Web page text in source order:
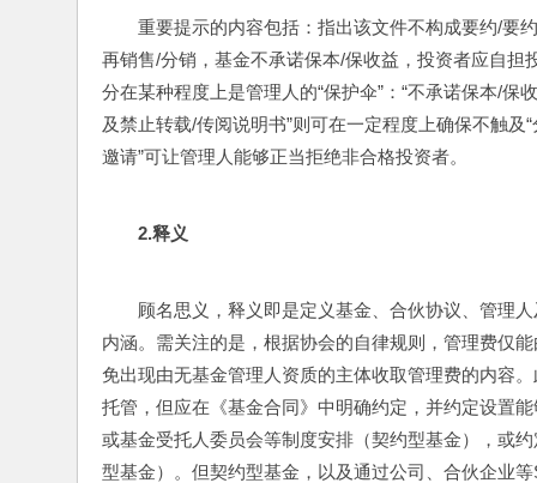
重要提示的内容包括：指出该文件不构成要约/要
再销售/分销，基金不承诺保本/保收益，投资者应自担
分在某种程度上是管理人的“保护伞”：“不承诺保本/保
及禁止转载/传阅说明书”则可在一定程度上确保不触及
邀请”可让管理人能够正当拒绝非合格投资者。
2.释义
顾名思义，释义即是定义基金、合伙协议、管理
内涵。需关注的是，根据协会的自律规则，管理费仅
免出现由无基金管理人资质的主体收取管理费的内容
托管，但应在《基金合同》中明确约定，并约定设置
或基金受托人委员会等制度安排（契约型基金），或
型基金）。但契约型基金，以及通过公司、合伙企业